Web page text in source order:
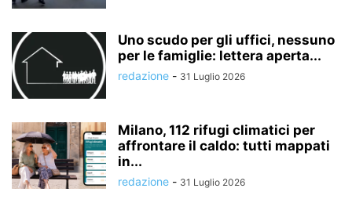
Uno scudo per gli uffici, nessuno
per le famiglie: lettera aperta...
redazione - 31 Luglio 2026
Milano, 112 rifugi climatici per
affrontare il caldo: tutti mappati
in...
redazione - 31 Luglio 2026